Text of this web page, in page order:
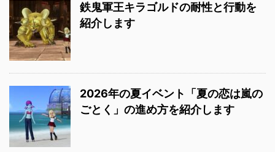
鉄鬼軍王キラゴルドの耐性と行動を
紹介します
2026年の夏イベント「夏の恋は嵐の
ごとく」の進め方を紹介します